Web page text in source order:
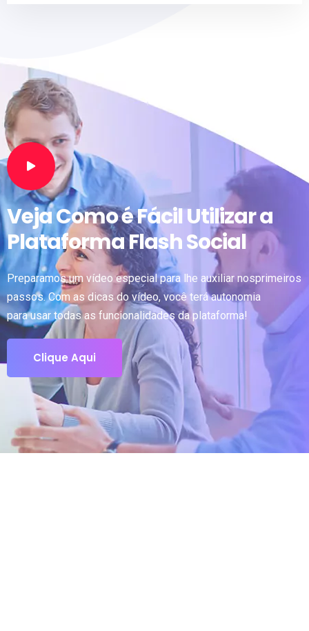
Veja Como é Fácil Utilizar a
PlataformaFlash Social
Preparamos um vídeo especial para lhe auxiliar nosprimeiros
passos. Com as dicas do vídeo, você terá autonomia
para usar todas as funcionalidades da plataforma!
Clique Aqui